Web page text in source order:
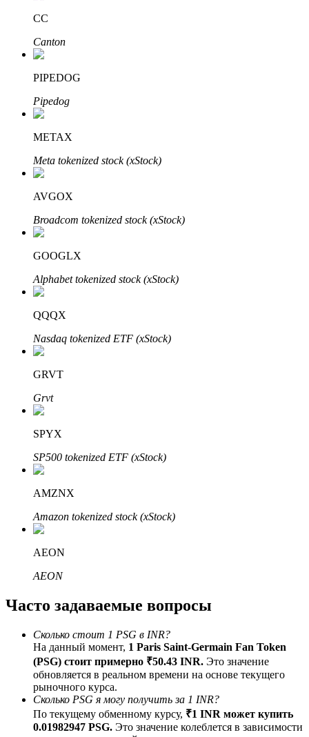
Изучите стейкинг
Узнайте о пассивном доходе
Bitrue
AI
Bitrue Партнеры
Партнеры Bitrue
До 65% комиссии!
Реферал
Пригласите друга, чтобы получить денежные
вознаграждения
BTC Welcome Rewards
CC
Canton
PIPEDOG
Pipedog
METAX
Meta tokenized stock (xStock)
AVGOX
Broadcom tokenized stock (xStock)
GOOGLX
Alphabet tokenized stock (xStock)
QQQX
Nasdaq tokenized ETF (xStock)
GRVT
Grvt
SPYX
SP500 tokenized ETF (xStock)
AMZNX
Amazon tokenized stock (xStock)
AEON
AEON
Часто задаваемые вопросы
Сколько стоит 1 PSG в INR?
На данный момент, 1 Paris Saint-Germain Fan Token
(PSG) стоит примерно ₹50.43 INR. Это значение
обновляется в реальном времени на основе текущего
рыночного курса.
Сколько PSG я могу получить за 1 INR?
По текущему обменному курсу, ₹1 INR может купить
0.01982947 PSG. Это значение колеблется в зависимости